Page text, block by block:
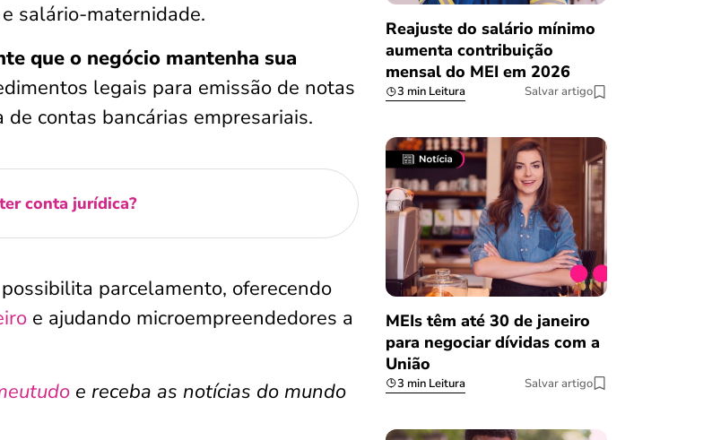
salário-maternidade.
que o negócio mantenha sua
legais para emissão de notas
contas bancárias empresariais.
conta jurídica?
parcelamento, oferecendo
e ajudando microempreendedores a
e receba as notícias do mundo
Reajuste do salário mínimo
aumenta contribuição
mensal do MEI em 2026
3 min Leitura Salvar artigo
MEIs têm até 30 de janeiro
para negociar dívidas com a
União
3 min Leitura Salvar artigo